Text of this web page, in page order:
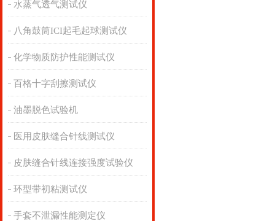
水蒸气透气测试仪
八角鼓筒ICI起毛起球测试仪
化学物质防护性能测试仪
百格十字刮擦测试仪
油墨脱色试验机
医用皮肤缝合针线测试仪
皮肤缝合针线连接强度试验仪
环型带初粘测试仪
手套不泄漏性能测定仪